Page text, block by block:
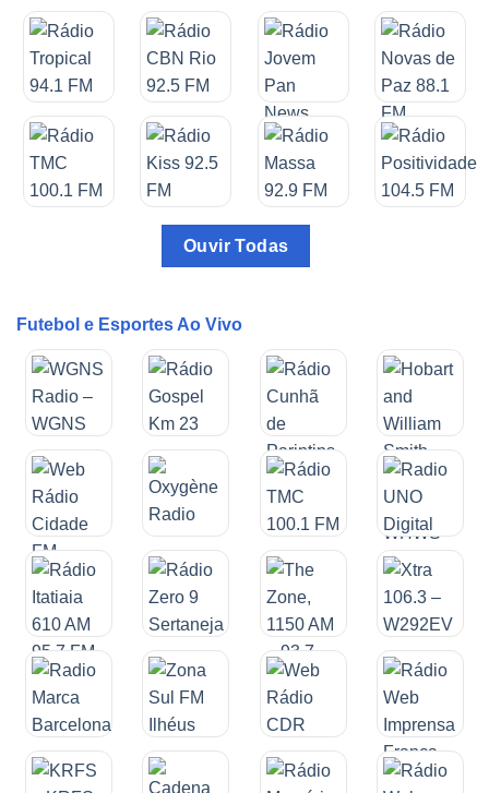
Ouvir Todas
Futebol e Esportes Ao Vivo